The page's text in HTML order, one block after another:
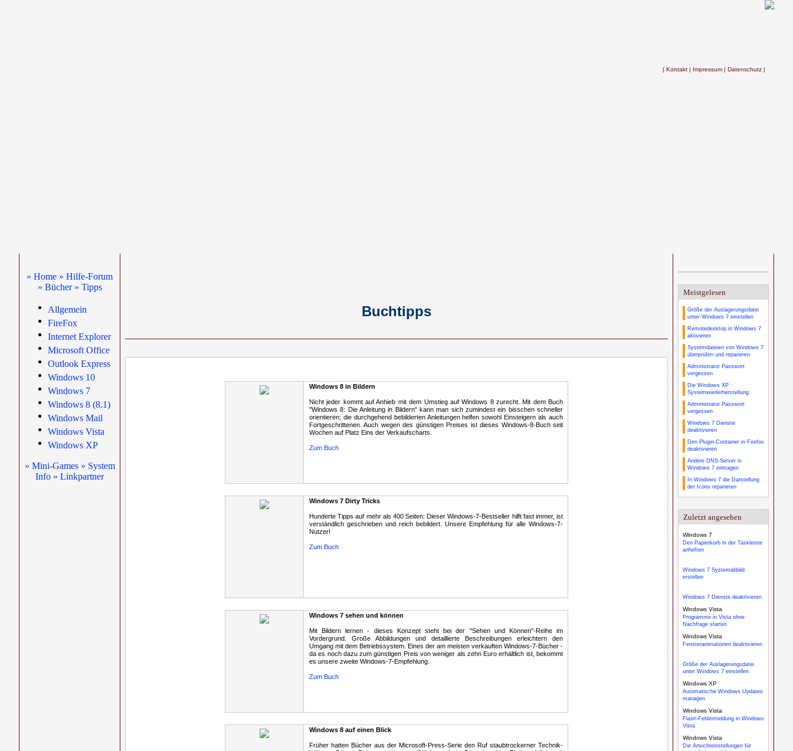
| Kontakt | Impressum | Datenschutz |
» Home » Hilfe-Forum
» Bücher » Tipps
Allgemein
FireFox
Internet Explorer
Microsoft Office
Outlook Express
Windows 10
Windows 7
Windows 8 (8.1)
Windows Mail
Windows Vista
Windows XP
» Mini-Games » System
Info » Linkpartner
Meistgelesen
Größe der Auslagerungsdatei
unter Windows 7 einstellen
Remotedesktop in Windows 7
aktivieren
Systemdateien von Windows 7
überprüfen und reparieren
Administrator Passwort
vergessen
Die Windows XP
Systemwiederherstellung
Administrator Passwort
vergessen
Windows 7 Dienste
deaktivieren
Den Plugin-Container in Firefox
deaktivieren
Andere DNS-Server in
Windows 7 eintragen
In Windows 7 die Darstellung
der Icons reparieren
Zuletzt angesehen
Windows 7
Den Papierkorb in der Taskleiste
anheften
Windows 7 Systemabbild
erstellen
Windows 7 Dienste deaktivieren
Windows Vista
Programme in Vista ohne
Nachfrage starten
Windows Vista
Fensteranimationen deaktivieren
Größe der Auslagerungsdatei
unter Windows 7 einstellen
Windows XP
Automatische Windows Updates
managen
Windows Vista
Flash-Fehlermeldung in Windows
Vista
Windows Vista
Die Ansichteinstellungen für
Buchtipps
Windows 8 in Bildern
Nicht jeder kommt auf Anhieb mit dem Umstieg auf Windows 8 zurecht. Mit dem Buch
"Windows 8: Die Anleitung in Bildern" kann man sich zumindest ein bisschen schneller
orientieren; die durchgehend bebilderten Anleitungen helfen sowohl Einsteigern als auch
Fortgeschrittenen. Auch wegen des günstigen Preises ist dieses Windows-8-Buch seit
Wochen auf Platz Eins der Verkaufscharts.
Zum Buch
Windows 7 Dirty Tricks
Hunderte Tipps auf mehr als 400 Seiten: Dieser Windows-7-Bestseller hilft fast immer, ist
verständlich geschrieben und reich bebildert. Unsere Empfehlung für alle Windows-7-
Nutzer!
Zum Buch
Windows 7 sehen und können
Mit Bildern lernen - dieses Konzept steht bei der "Sehen und Können"-Reihe im
Vordergrund. Große Abbildungen und detaillierte Beschreibungen erleichtern den
Umgang mit dem Betriebssystem. Eines der am meisten verkauften Windows-7-Bücher -
da es noch dazu zum günstigen Preis von weniger als zehn Euro erhältlich ist, bekommt
es unsere zweite Windows-7-Empfehlung.
Zum Buch
Windows 8 auf einen Blick
Früher hatten Bücher aus der Microsoft-Press-Serie den Ruf staubtrockerner Technik-